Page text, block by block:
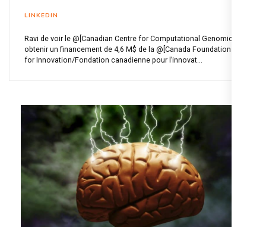
LINKEDIN
Ravi de voir le @[Canadian Centre for Computational Genomics]
obtenir un financement de 4,6 M$ de la @[Canada Foundation
for Innovation/Fondation canadienne pour l’innovat...